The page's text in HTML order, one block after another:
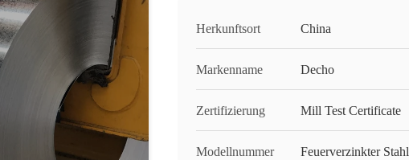
Herkunftsort China
Markenname Decho
Zertifizierung Mill Test Certificate
Modellnummer Feuerverzinkter Stahl